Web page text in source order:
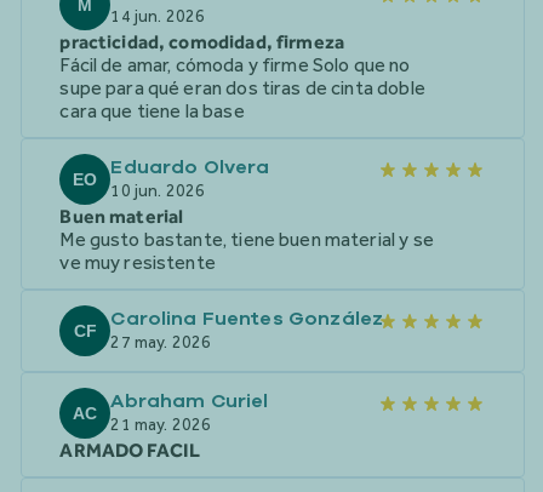
M
14 jun. 2026
practicidad, comodidad, firmeza
Fácil de amar, cómoda y firme Solo que no
supe para qué eran dos tiras de cinta doble
cara que tiene la base
EO Eduardo Olvera
10 jun. 2026
Buen material
Me gusto bastante, tiene buen material y se
ve muy resistente
CF Carolina Fuentes González
27 may. 2026
AC Abraham Curiel
21 may. 2026
ARMADO FACIL